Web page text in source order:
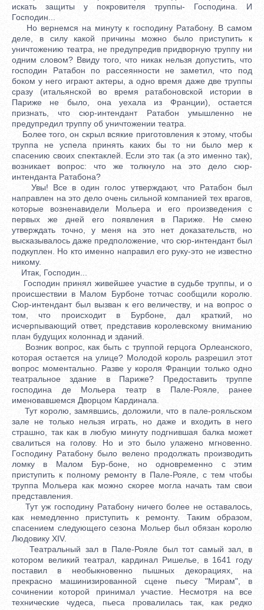
искать защиты у покровителя труппы- Господина. И
Господин...
Но вернемся на минуту к господину Ратабону. В самом
деле, в силу какой причины можно было приступить к
уничтожению театра, не предупредив придворную труппу ни
одним словом? Ввиду того, что никак нельзя допустить, что
господин Ратабон по рассеянности не заметил, что под
боком у него играют актеры, а одно время даже две труппы
сразу (итальянской во время ратабоновской истории в
Париже не было, она уехала из Франции), остается
признать, что сюр-интендант Ратабон умышленно не
предупредил труппу об уничтожении театра.
Более того, он скрыл всякие приготовления к этому, чтобы
труппа не успела принять каких бы то ни было мер к
спасению своих спектаклей. Если это так (а это именно так),
возникает вопрос: что же толкнуло на это дело сюр-
интенданта Ратабона?
Увы! Все в один голос утверждают, что Ратабон был
направлен на это дело очень сильной компанией тех врагов,
которые возненавидели Мольера и его произведения с
первых же дней его появления в Париже. Не смею
утверждать точно, у меня на это нет доказательств, но
высказывалось даже предположение, что сюр-интендант был
подкуплен. Но кто именно направил его руку-это не известно
никому.
Итак, Господин...
Господин принял живейшее участие в судьбе труппы, и о
происшествии в Малом Бурбоне тотчас сообщили королю.
Сюр-интендант был вызван к его величеству, и на вопрос о
том, что происходит в Бурбоне, дал краткий, но
исчерпывающий ответ, представив королевскому вниманию
план будущих колоннад и зданий.
Возник вопрос, как быть с труппой герцога Орлеанского,
которая остается на улице? Молодой король разрешил этот
вопрос моментально. Разве у короля Франции только одно
театральное здание в Париже? Предоставить труппе
господина де Мольера театр в Пале-Рояле, ранее
именовавшемся Дворцом Кардинала.
Тут королю, замявшись, доложили, что в пале-рояльском
зале не только нельзя играть, но даже и входить в него
страшно, так как в любую минуту подгнившая балка может
свалиться на голову. Но и это было улажено мгновенно.
Господину Ратабону было велено продолжать производить
ломку в Малом Бур-боне, но одновременно с этим
приступить к полному ремонту в Пале-Рояле, с тем чтобы
труппа Мольера как можно скорее могла начать там свои
представления.
Тут уж господину Ратабону ничего более не оставалось,
как немедленно приступить к ремонту. Таким образом,
спасением следующего сезона Мольер был обязан королю
Людовику XIV.
Театральный зал в Пале-Рояле был тот самый зал, в
котором великий театрал, кардинал Ришелье, в 1641 году
поставил в необыкновенно пышных декорациях, на
прекрасно машинизированной сцене пьесу "Мирам", в
сочинении которой принимал участие. Несмотря на все
технические чудеса, пьеса провалилась так, как редко